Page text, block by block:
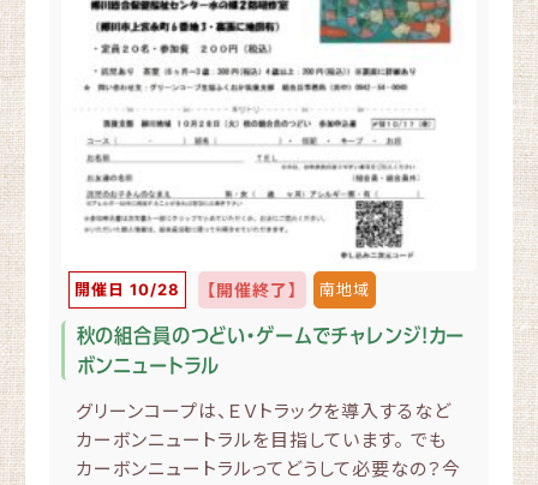
開催日 10/28 【開催終了】 南地域
秋の組合員のつどい・ゲームでチャレンジ！カー
ボンニュートラル
グリーンコープは、ＥＶトラックを導入するなど
カーボンニュートラルを目指しています。 でも
カーボンニュートラルってどうして必要なの？今